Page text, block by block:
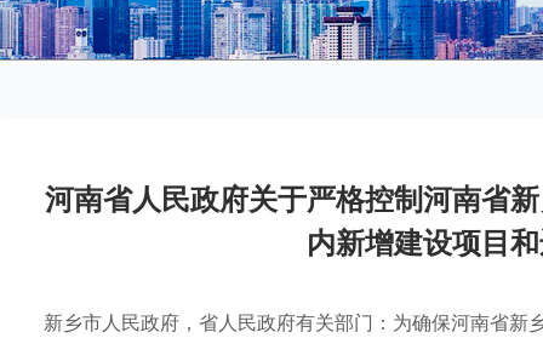
河南省人民政府关于严格控制河南省
内新增建设项目
新乡市人民政府，省人民政府有关部门：为确保河南省